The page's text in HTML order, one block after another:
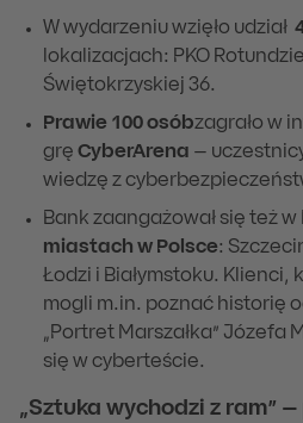
W wydarzeniu wzięło udział
lokalizacjach: PKO
Świętokrzyskiej 36.
Prawie 100 osóbzagrało w
grę CyberArena –
wiedzę z
Bank zaangażował się też w
miastach w Polsce:
Łodzi i Białymstoku. Klienci,
mogli m.in. poznać historię
„Portret Marszałka” Józefa
się w cyberteście.
„Sztuka wychodzi z ram”